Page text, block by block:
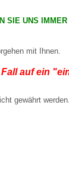
SIE UNS
mit Ihnen.
auf ein
gewährt werden.